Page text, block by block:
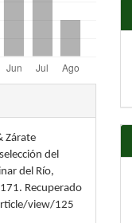
Zárate
del
del Río,
Recuperado
view/125